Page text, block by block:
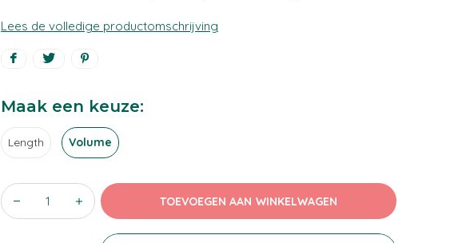
Lees de volledige productomschrijving
Maak een keuze:
Length Volume
TOEVOEGEN AAN WINKELWAGEN